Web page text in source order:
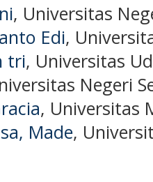
, Universitas
Edi,
tri, Universitas
Negeri
, Universitas
Made,